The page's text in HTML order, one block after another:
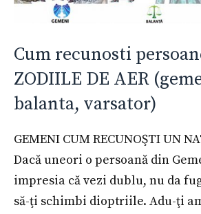
Cum recunosti
ZODIILE DE AER
balanta, varsator)
GEMENI CUM RECUNOŞTI UN
Dacă uneori o persoană din
impresia că vezi dublu, nu da
să-ţi schimbi dioptriile. Adu-ţi